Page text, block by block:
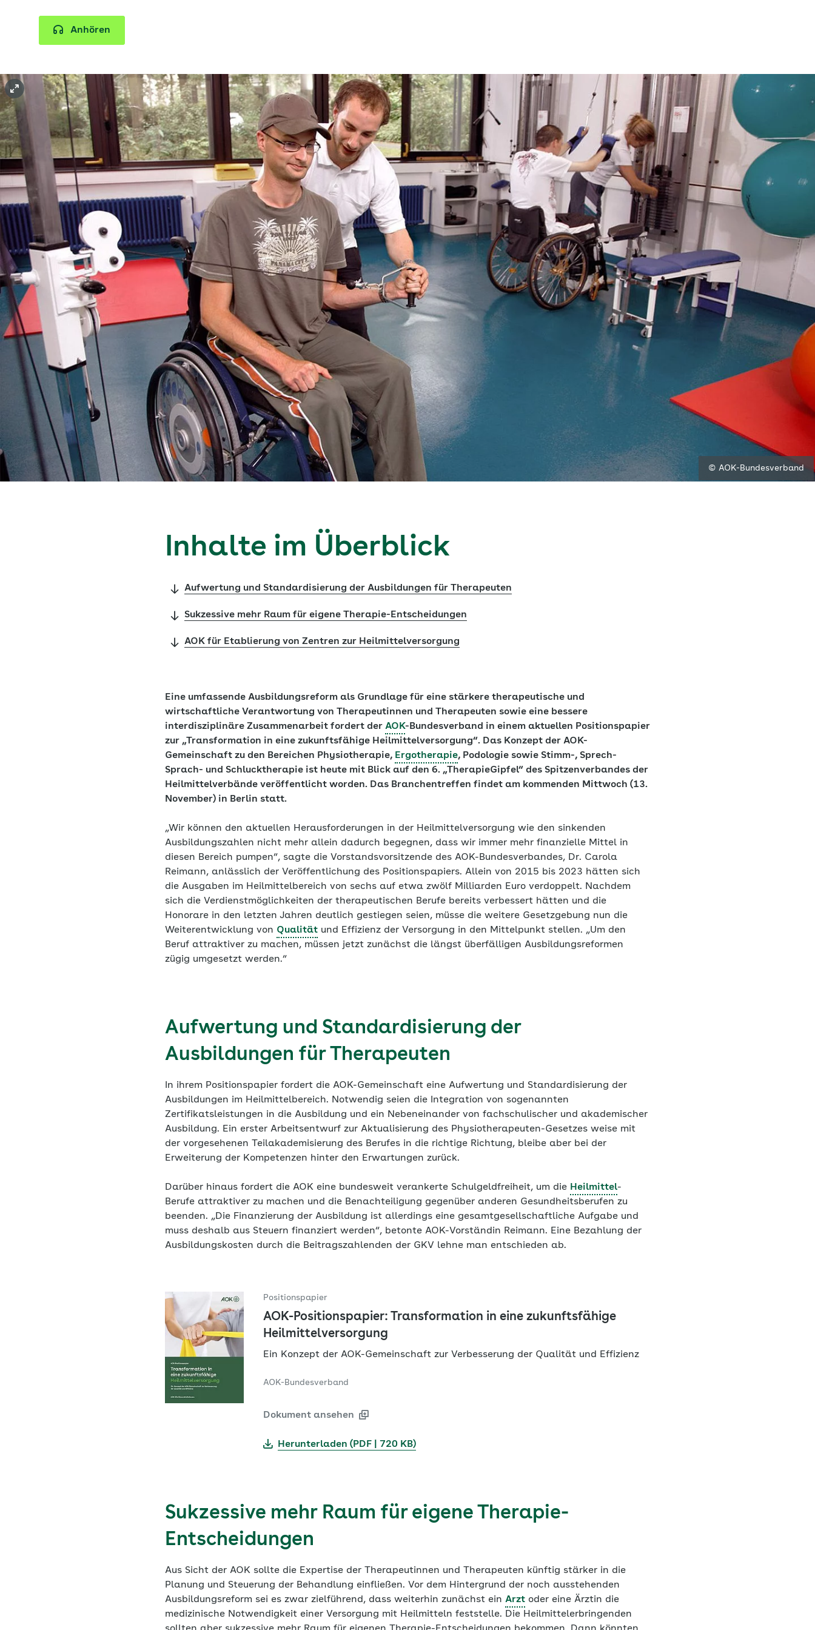
Anhören
© AOK-Bundesverband
Inhalte im Überblick
Aufwertung und Standardisierung der Ausbildungen für Therapeuten
Sukzessive mehr Raum für eigene Therapie-Entscheidungen
AOK für Etablierung von Zentren zur Heilmittelversorgung
Eine umfassende Ausbildungsreform als Grundlage für eine stärkere therapeutische und
wirtschaftliche Verantwortung von Therapeutinnen und Therapeuten sowie eine bessere
interdisziplinäre Zusammenarbeit fordert der AOK-Bundesverband in einem aktuellen Positionspapier
zur „Transformation in eine zukunftsfähige Heilmittelversorgung“. Das Konzept der AOK-
Gemeinschaft zu den Bereichen Physiotherapie, Ergotherapie, Podologie sowie Stimm-, Sprech-
Sprach- und Schlucktherapie ist heute mit Blick auf den 6. „TherapieGipfel“ des Spitzenverbandes der
Heilmittelverbände veröffentlicht worden. Das Branchentreffen findet am kommenden Mittwoch (13.
November) in Berlin statt.
„Wir können den aktuellen Herausforderungen in der Heilmittelversorgung wie den sinkenden
Ausbildungszahlen nicht mehr allein dadurch begegnen, dass wir immer mehr finanzielle Mittel in
diesen Bereich pumpen“, sagte die Vorstandsvorsitzende des AOK-Bundesverbandes, Dr. Carola
Reimann, anlässlich der Veröffentlichung des Positionspapiers. Allein von 2015 bis 2023 hätten sich
die Ausgaben im Heilmittelbereich von sechs auf etwa zwölf Milliarden Euro verdoppelt. Nachdem
sich die Verdienstmöglichkeiten der therapeutischen Berufe bereits verbessert hätten und die
Honorare in den letzten Jahren deutlich gestiegen seien, müsse die weitere Gesetzgebung nun die
Weiterentwicklung von Qualität und Effizienz der Versorgung in den Mittelpunkt stellen. „Um den
Beruf attraktiver zu machen, müssen jetzt zunächst die längst überfälligen Ausbildungsreformen
zügig umgesetzt werden.“
Aufwertung und Standardisierung der
Ausbildungen für Therapeuten
In ihrem Positionspapier fordert die AOK-Gemeinschaft eine Aufwertung und Standardisierung der
Ausbildungen im Heilmittelbereich. Notwendig seien die Integration von sogenannten
Zertifikatsleistungen in die Ausbildung und ein Nebeneinander von fachschulischer und akademischer
Ausbildung. Ein erster Arbeitsentwurf zur Aktualisierung des Physiotherapeuten-Gesetzes weise mit
der vorgesehenen Teilakademisierung des Berufes in die richtige Richtung, bleibe aber bei der
Erweiterung der Kompetenzen hinter den Erwartungen zurück.
Darüber hinaus fordert die AOK eine bundesweit verankerte Schulgeldfreiheit, um die Heilmittel-
Berufe attraktiver zu machen und die Benachteiligung gegenüber anderen Gesundheitsberufen zu
beenden. „Die Finanzierung der Ausbildung ist allerdings eine gesamtgesellschaftliche Aufgabe und
muss deshalb aus Steuern finanziert werden“, betonte AOK-Vorständin Reimann. Eine Bezahlung der
Ausbildungskosten durch die Beitragszahlenden der GKV lehne man entschieden ab.
Positionspapier
AOK-Positionspapier: Transformation in eine zukunftsfähige
Heilmittelversorgung
Ein Konzept der AOK-Gemeinschaft zur Verbesserung der Qualität und Effizienz
AOK-Bundesverband
Dokument ansehen
Herunterladen (PDF | 720 KB)
Sukzessive mehr Raum für eigene Therapie-
Entscheidungen
Aus Sicht der AOK sollte die Expertise der Therapeutinnen und Therapeuten künftig stärker in die
Planung und Steuerung der Behandlung einfließen. Vor dem Hintergrund der noch ausstehenden
Ausbildungsreform sei es zwar zielführend, dass weiterhin zunächst ein Arzt oder eine Ärztin die
medizinische Notwendigkeit einer Versorgung mit Heilmitteln feststelle. Die Heilmittelerbringenden